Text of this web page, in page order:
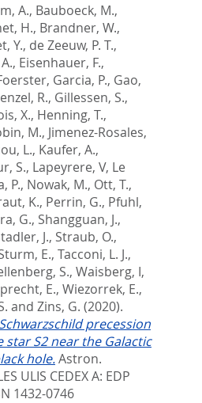
A., Bauboeck, M.,
H., Brandner, W.,
Y., de Zeeuw, P. T.,
, Eisenhauer, F.,
, Garcia, P., Gao,
R., Gillessen, S.,
X., Henning, T.,
M., Jimenez-Rosales,
L., Kaufer, A.,
S., Lapeyrere, V, Le
P., Nowak, M., Ott, T.,
K., Perrin, G., Pfuhl,
G., Shangguan, J.,
J., Straub, O.,
E., Tacconi, L. J.,
S., Waisberg, I,
E., Wiezorrek, E.,
and Zins, G. (2020).
precession
S2 near the Galactic
hole.Astron.
ULIS CEDEX A: EDP
1432-0746